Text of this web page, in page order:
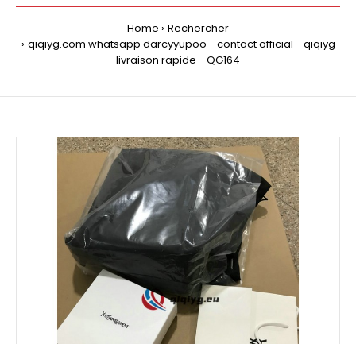
Home
Rechercher
qiqiyg.com whatsapp darcyyupoo - contact official - qiqiyg
livraison rapide - QG164